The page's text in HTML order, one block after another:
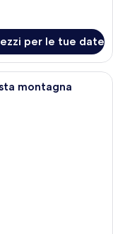
per le tue date
d'albergo con due letti,
montagna